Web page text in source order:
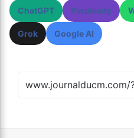
ChatGPT Perplexity
Grok Google AI